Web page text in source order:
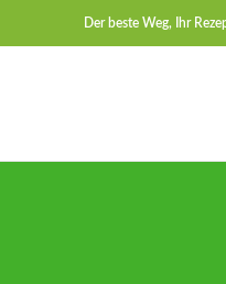
Der beste Weg, Ihr